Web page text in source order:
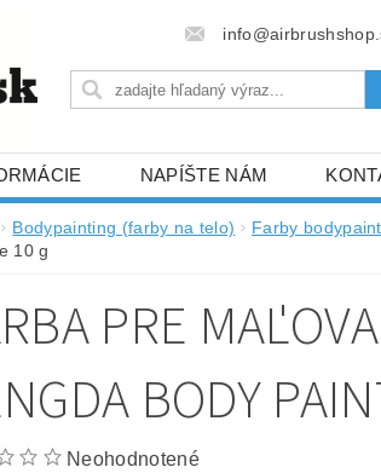
NAPÍŠTE NÁM
Bodypainting (farby na telo) Farby
10 g
PRE
BODY
Neohodnotené